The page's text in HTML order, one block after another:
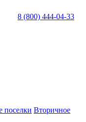
8 (800) 444-04-33
поселки Вторичное